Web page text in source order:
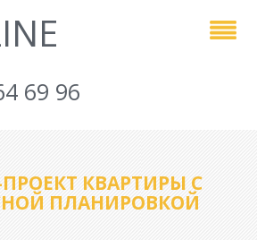
69 96
КВАРТИРЫ С
ПЛАНИРОВКОЙ